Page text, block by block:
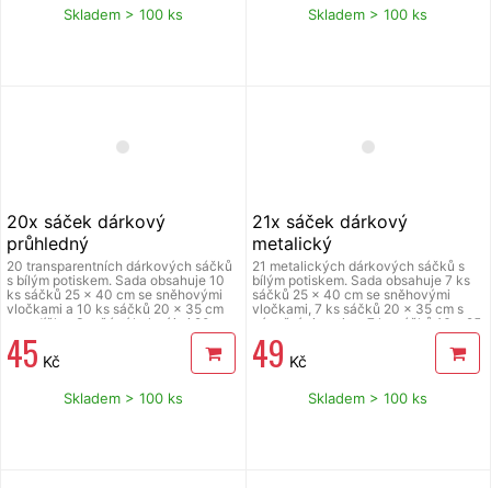
Kategorie: F1 – minimální věková
hranice prodeje 15 let.
Skladem > 100 ks
papírovém sáčku. V balení 10 ks,
délka prskavky 16 cm. Prodej od 15
Skladem > 100 ks
20x sáček dárkový
průhledný
20 transparentních dárkových sáčků
s bílým potiskem. Sada obsahuje 10
ks sáčků 25 x 40 cm se sněhovými
vločkami a 10 ks sáčků 20 x 35 cm
se srdíčky. Součástí balení je i 20
stříbrných drátků, díky kterým sáčky
snadno uzavřete. Sáčky jsou
vyrobené z OPP fólie o síle 30
potravinami.
45 Kč
Skladem > 100 ks
21x sáček dárkový
metalický
21 metalických dárkových sáčků s
bílým potiskem. Sada obsahuje 7 ks
sáčků 25 x 40 cm se sněhovými
vločkami, 7 ks sáčků 20 x 35 cm s
vánočními motivy, 7 ks sáčků 16 x 25
cm se srdíčky a 21 plochých
stříbrných drátků, díky kterým sáčky
snadno uzavřete. Sáčky jsou
mikronů. Jsou vhodné pro styk s
potravinami.
49 Kč
Skladem > 100 ks